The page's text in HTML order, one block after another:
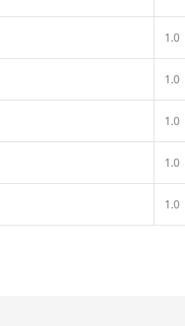
1.0
1.0
1.0
1.0
1.0